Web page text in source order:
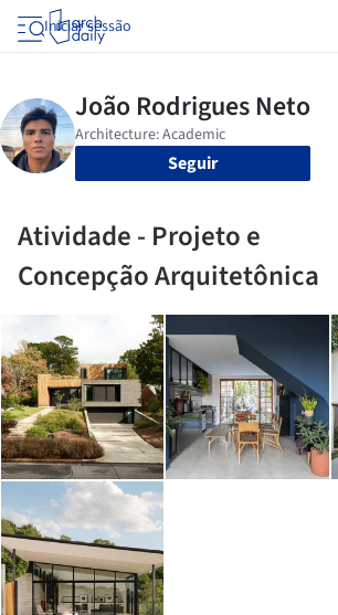
Iniciar sessão
Seguir
Atividade - Projeto e
Concepção Arquitetônica